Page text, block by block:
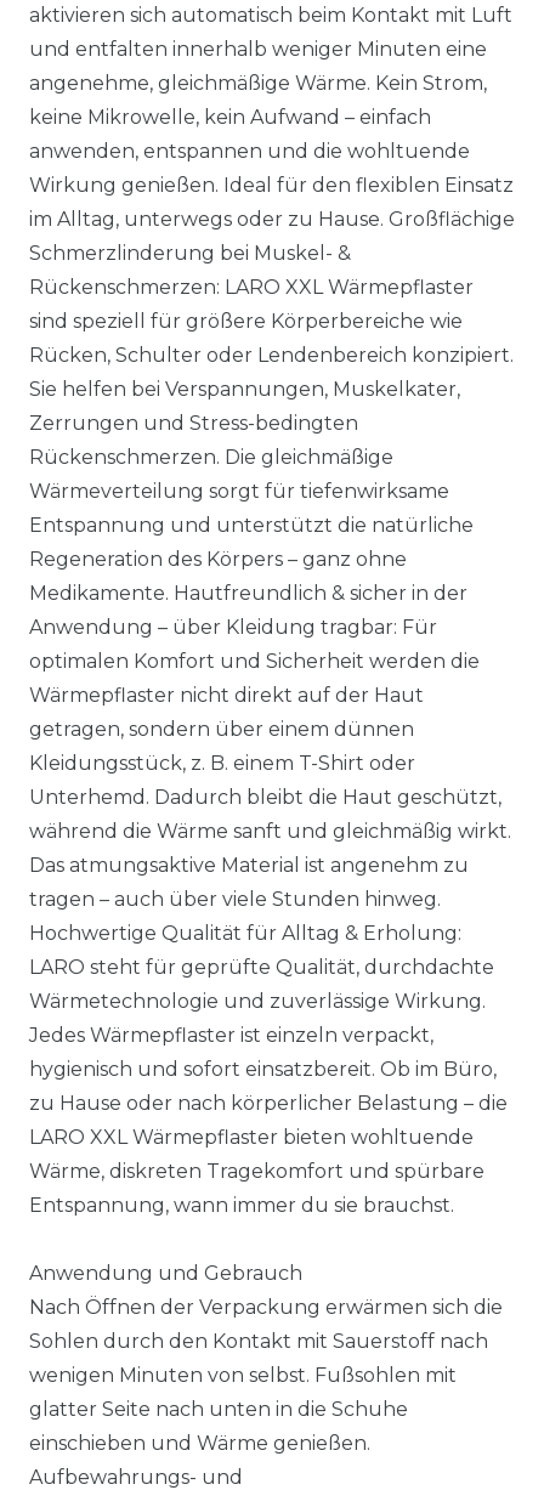
aktivieren sich automatisch beim Kontakt mit Luft
und entfalten innerhalb weniger Minuten eine
angenehme, gleichmäßige Wärme. Kein Strom,
keine Mikrowelle, kein Aufwand – einfach
anwenden, entspannen und die wohltuende
Wirkung genießen. Ideal für den flexiblen Einsatz
im Alltag, unterwegs oder zu Hause. Großflächige
Schmerzlinderung bei Muskel- &
Rückenschmerzen: LARO XXL Wärmepflaster
sind speziell für größere Körperbereiche wie
Rücken, Schulter oder Lendenbereich konzipiert.
Sie helfen bei Verspannungen, Muskelkater,
Zerrungen und Stress-bedingten
Rückenschmerzen. Die gleichmäßige
Wärmeverteilung sorgt für tiefenwirksame
Entspannung und unterstützt die natürliche
Regeneration des Körpers – ganz ohne
Medikamente. Hautfreundlich & sicher in der
Anwendung – über Kleidung tragbar: Für
optimalen Komfort und Sicherheit werden die
Wärmepflaster nicht direkt auf der Haut
getragen, sondern über einem dünnen
Kleidungsstück, z. B. einem T-Shirt oder
Unterhemd. Dadurch bleibt die Haut geschützt,
während die Wärme sanft und gleichmäßig wirkt.
Das atmungsaktive Material ist angenehm zu
tragen – auch über viele Stunden hinweg.
Hochwertige Qualität für Alltag & Erholung:
LARO steht für geprüfte Qualität, durchdachte
Wärmetechnologie und zuverlässige Wirkung.
Jedes Wärmepflaster ist einzeln verpackt,
hygienisch und sofort einsatzbereit. Ob im Büro,
zu Hause oder nach körperlicher Belastung – die
LARO XXL Wärmepflaster bieten wohltuende
Wärme, diskreten Tragekomfort und spürbare
Entspannung, wann immer du sie brauchst.
Anwendung und Gebrauch
Nach Öffnen der Verpackung erwärmen sich die
Sohlen durch den Kontakt mit Sauerstoff nach
wenigen Minuten von selbst. Fußsohlen mit
glatter Seite nach unten in die Schuhe
einschieben und Wärme genießen.
Aufbewahrungs- und